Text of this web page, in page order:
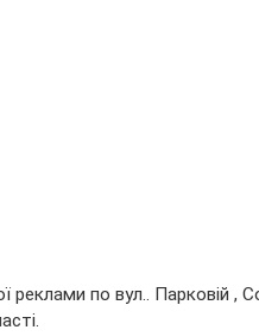
по вул.. Парковій ,